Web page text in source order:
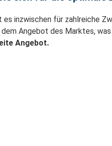
inzwischen für zahlreiche
Angebot des Marktes,
Angebot.